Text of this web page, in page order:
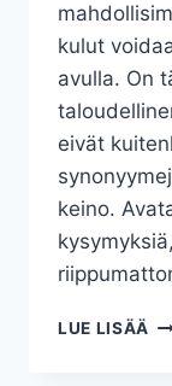
kulut
avulla. On
eivät
keino.
LUE LISÄÄ